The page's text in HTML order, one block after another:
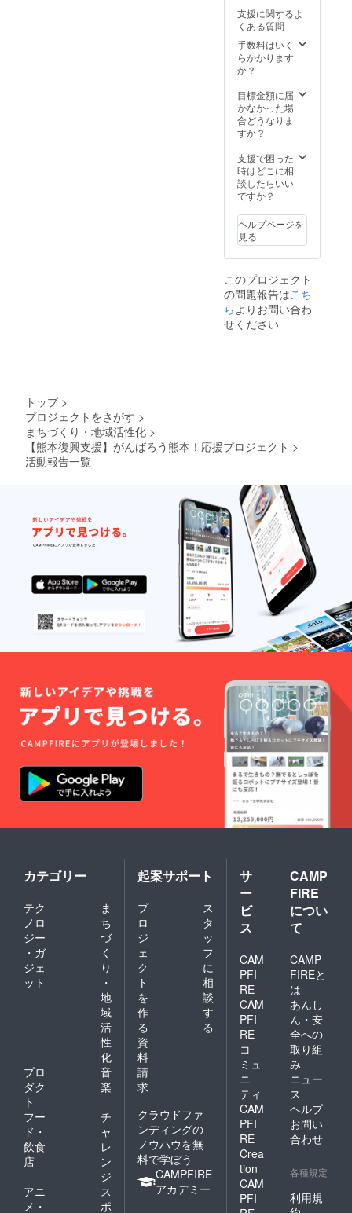
支援に関するよ
くある質問
手数料はいく
らかかります
か？
目標金額に届
かなかった場
合どうなりま
すか？
支援で困った
時はどこに相
談したらいい
ですか？
ヘルプページを
見る
このプロジェクト
の問題報告はこち
ら よりお問い合わ
せください
トップ >
プロジェクトをさがす >
まちづくり・地域活性化 >
【熊本復興支援】がんばろう熊本！応援プロジェクト >
活動報告一覧
カテゴリー
テク
ノロ
ジー
・ガ
ジェ
ット
ま
ち
づ
く
り
・
地
域
活
性
化
プロ
ダク
ト
音
楽
フー
ド・
飲食
店
チ
ャ
レ
ン
ジ
アニ
メ・
ス
ポ
起案サポート
プ
ロ
ジ
ェ
ク
ト
を
作
る
ス
タ
ッ
フ
に
相
談
す
る
資
料
請
求
クラウドファ
ンディングの
ノウハウを無
料で学ぼう
CAMPFIRE
アカデミー
サ
ー
ビ
ス
CAM
PFI
RE
CAM
PFI
RE
コ
ミュ
ニ
ティ
CAM
PFI
RE
Crea
tion
CAM
PFI
CAMP
FIRE
につい
て
CAMP
FIREと
は
あんし
ん・安
全への
取り組
み
ニュー
ス
ヘルプ
お問い
合わせ
各種規定
利用規